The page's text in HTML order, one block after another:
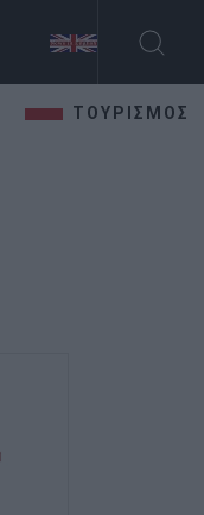
ΤΟΥΡΙΣΜΟΣ